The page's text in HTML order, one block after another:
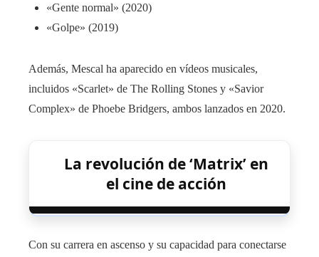
«Gente normal» (2020)
«Golpe» (2019)
Además, Mescal ha aparecido en vídeos musicales,
incluidos «Scarlet» de The Rolling Stones y «Savior
Complex» de Phoebe Bridgers, ambos lanzados en 2020.
La revolución de ‘Matrix’ en
el cine de acción
Con su carrera en ascenso y su capacidad para conectarse